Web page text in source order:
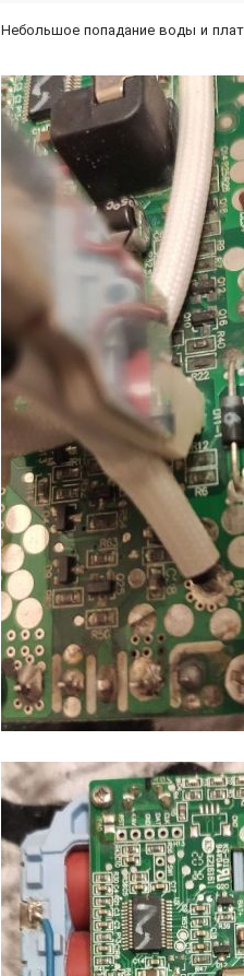
Небольшое попадание воды и